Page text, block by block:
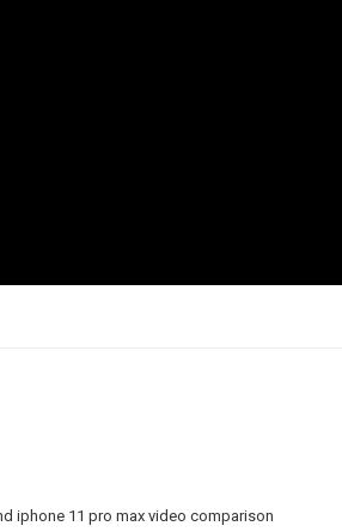
iphone 11 pro max video comparison